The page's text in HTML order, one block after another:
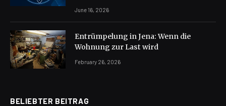
June 16, 2026
Entrümpelung in Jena: Wenn die
Wohnung zur Last wird
February 26, 2026
BELIEBTER BEITRAG